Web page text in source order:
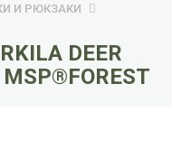
И РЮКЗАКИ
DEER